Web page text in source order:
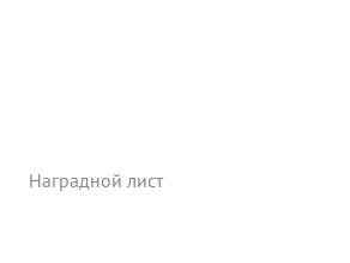
Наградной лист